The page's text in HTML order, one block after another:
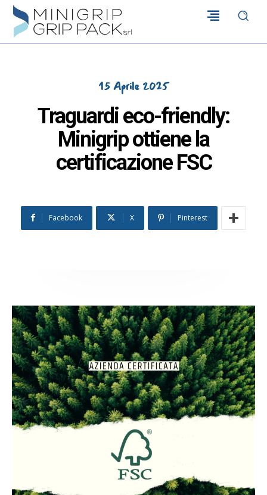
MINIGRIP
GRIPPACK srl
15 Aprile 2025
Traguardi eco-friendly:
Minigrip ottiene la
certificazione FSC
Facebook X Pinterest